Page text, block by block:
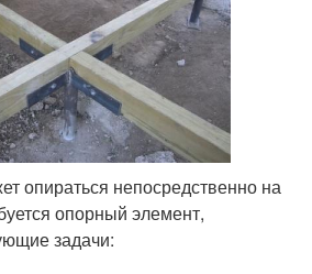
опираться непосредственно на
опорный элемент,
задачи: